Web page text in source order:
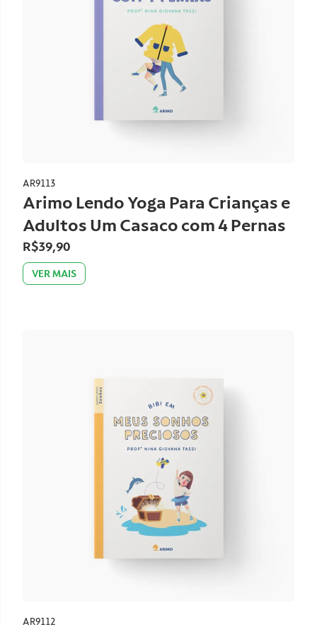
AR9113
Arimo Lendo Yoga Para Crianças e
Adultos Um Casaco com 4 Pernas
R$39,90
VER MAIS
AR9112